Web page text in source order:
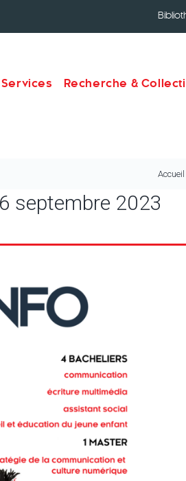
Services Recherche &
Accueil
septembre 2023